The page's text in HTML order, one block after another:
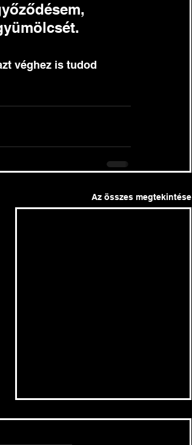
véghez is tudod
Az összes megtekintése